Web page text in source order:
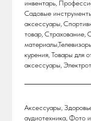
инвентарь,
Садовые
аксессуары,
товар, Страхование,
курения, Товары для
аксессуары,
Аксессуары,
аудиотехника, Фото